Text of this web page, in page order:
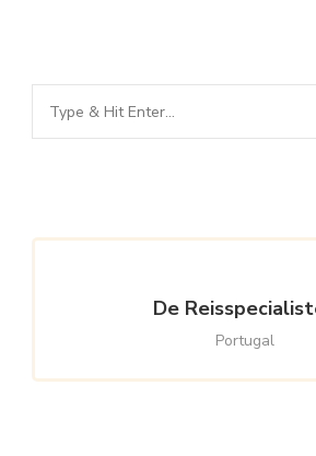
Looking
for
De
Portugal